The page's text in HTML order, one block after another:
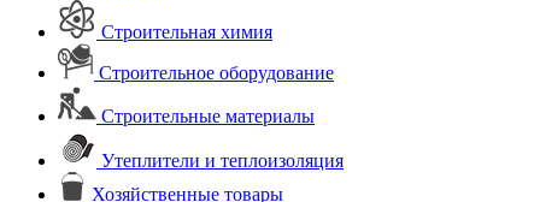
Строительная химия
Строительное оборудование
Строительные материалы
Утеплители и теплоизоляция
Хозяйственные товары